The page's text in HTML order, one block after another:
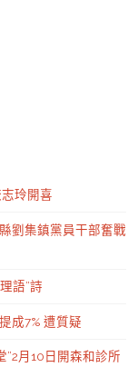
玲開喜
劉集鎮黨員干部奮戰
語”詩
成7% 遭質疑
月10日開森和診所